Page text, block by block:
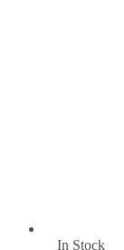
In Stock